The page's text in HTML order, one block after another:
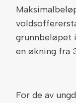
grunnbeløpet
en økning fra
For de av